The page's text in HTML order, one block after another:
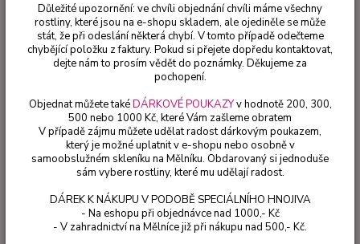
Bylinky a léčivky
Mateřidouška (Thymus vulgaris Compacta) -
cena na prodejně
Mateřidouška (Thymus vulgaris
Compacta) - cena na prodejně
Důležité upozornění: ve chvíli objednání chvíli máme všechny
rostliny, které jsou na e-shopu skladem, ale ojediněle se může
stát, že při odeslání některá chybí. V tomto případě odečteme
chybějící položku z faktury. Pokud si přejete dopředu kontaktovat,
dejte nám to prosím vědět do poznámky. Děkujeme za
pochopení.
Objednat můžete takéDÁRKOVÉ POUKAZYv hodnotě 200, 300,
500 nebo 1000 Kč, které Vám zašleme obratem
V případě zájmu můžete udělat radost dárkovým poukazem,
který je možné uplatnit v e-shopu nebo osobně v
samoobslužném skleníku na Mělníku. Obdarovaný si jednoduše
sám vybere rostliny, které mu udělají radost.
DÁREK K NÁKUPU V PODOBĚ SPECIÁLNÍHO HNOJIVA
- Na eshopu při objednávce nad 1000,- Kč
- V zahradnictví na Mělníce již při nákupu nad 500,- Kč.